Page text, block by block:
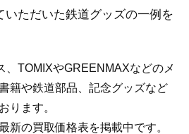
いただいた鉄道グッズの一例を
、TOMIXやGREENMAXなどのメ
籍や鉄道部品、記念グッズなど
ります。
新の買取価格表を掲載中です。